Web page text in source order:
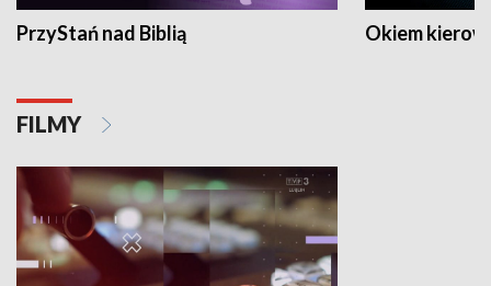
PrzyStań nad Biblią Okiem
FILMY